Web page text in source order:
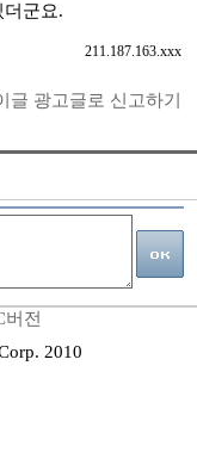
군요.
211.187.163.xxx
글 광고글로 신고하기
버전
2010